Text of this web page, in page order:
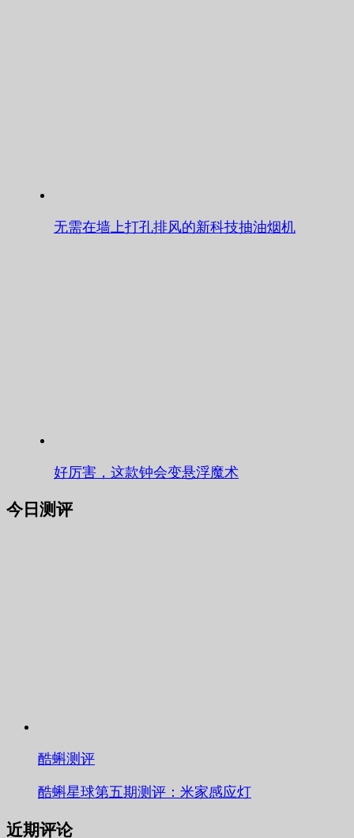
无需在墙上打孔排风的新科技抽油烟机
好厉害，这款钟会变悬浮魔术
今日测评
酷蝌测评
酷蝌星球第五期测评：米家感应灯
近期评论